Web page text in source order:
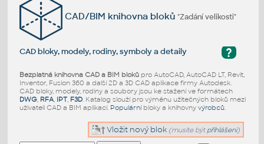
CAD/BIM knihovna bloků"Zadání velikosti"
?
CAD bloky, modely, rodiny, symboly a detaily
Bezplatná knihovna CAD a BIM blokůpro AutoCAD, AutoCAD LT, Revit,
Inventor, Fusion 360 a další 2D a 3D CAD aplikace firmy Autodesk.
CAD bloky, modely, rodiny a soubory jsou ke stažení ve formátech
DWG, RFA, IPT, F3D. Katalog slouží pro výměnu užitečných bloků mezi
uživateli CAD a BIM aplikací. Populárníbloky a knihovny výrobců.
Vložit nový blok (musíte být přihlášeni)